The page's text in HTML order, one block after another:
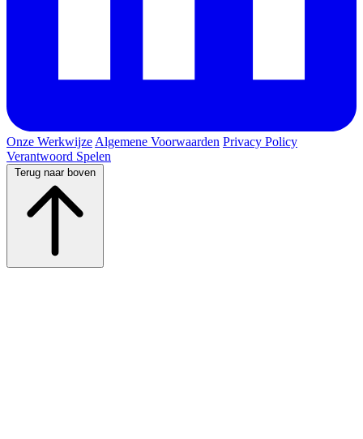
Onze Werkwijze Algemene Voorwaarden Privacy Policy
Verantwoord Spelen
Terug naar boven